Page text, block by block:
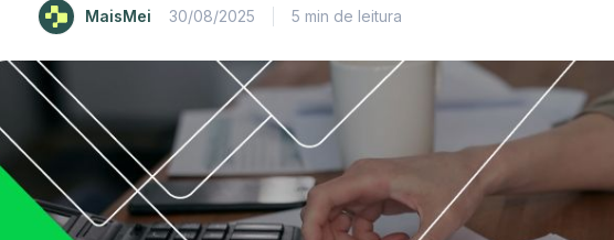
MaisMei 30/08/2025 5 min de leitura